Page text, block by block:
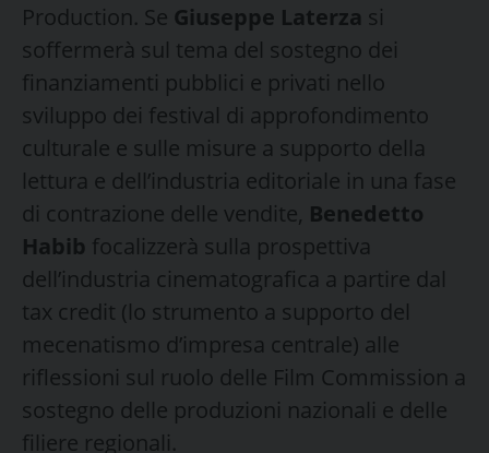
Production. Se Giuseppe Laterza si
soffermerà sul tema del sostegno dei
finanziamenti pubblici e privati nello
sviluppo dei festival di approfondimento
culturale e sulle misure a supporto della
lettura e dell’industria editoriale in una fase
di contrazione delle vendite, Benedetto
Habib focalizzerà sulla prospettiva
dell’industria cinematografica a partire dal
tax credit (lo strumento a supporto del
mecenatismo d’impresa centrale) alle
riflessioni sul ruolo delle Film Commission a
sostegno delle produzioni nazionali e delle
filiere regionali.